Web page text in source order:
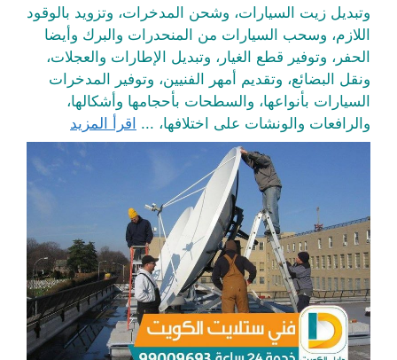
وتبديل زيت السيارات، وشحن المدخرات، وتزويد بالوقود
اللازم، وسحب السيارات من المنحدرات والبرك وأيضا
الحفر، وتوفير قطع الغيار، وتبديل الإطارات والعجلات،
ونقل البضائع، وتقديم أمهر الفنيين، وتوفير المدخرات
السيارات بأنواعها، والسطحات بأحجامها وأشكالها،
والرافعات والونشات على اختلافها، ... اقرأ المزيد